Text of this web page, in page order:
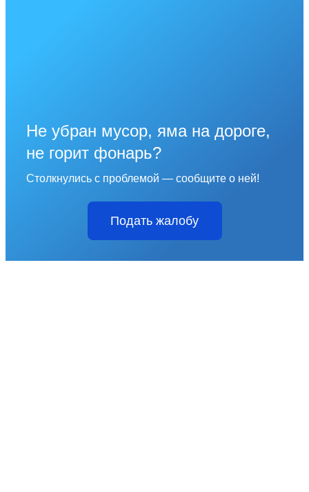
Не убран мусор, яма на дороге,
не горит фонарь?
Столкнулись с проблемой — сообщите о ней!
Подать жалобу